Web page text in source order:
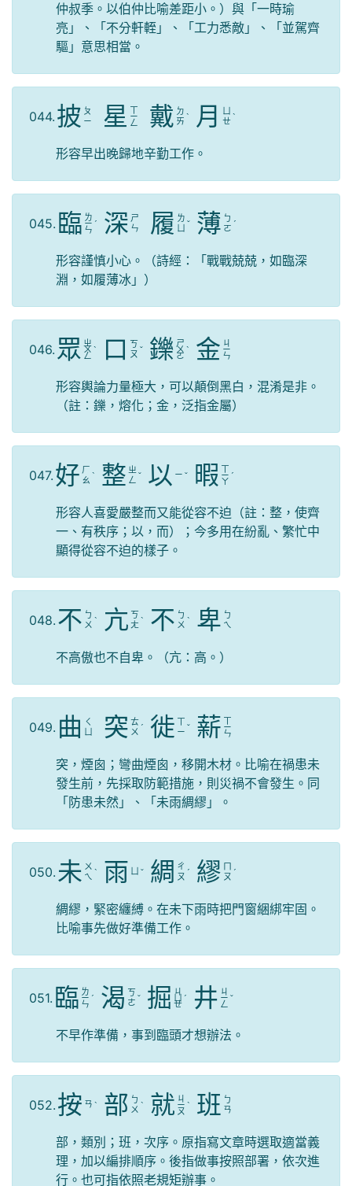
仲叔季。以伯仲比喻差距小。）與「一時瑜
亮」、「不分軒輊」、「工力悉敵」、「並駕齊
驅」意思相當。
044. 披 ㄆ
ㄧ
星 ㄒ
ㄧ
ㄥ 戴 ㄉ
ㄞ ˋ 月
ㄝˋ
形容早出晚歸地辛勤工作。
045. 臨 ㄌ
ㄧ
ㄣ
ˊ 深 ㄕ
ㄣ
履 ㄌ
ˇ 薄 ㄅ
ㄛ ˊ
形容謹慎小心。（詩經：「戰戰兢兢，如臨深
淵，如履薄冰」）
046. 眾 ㄓ
ㄨ
ㄥ
ˋ 口 ㄎ
ㄡ ˇ 鑠 ㄕ
ㄨ
ㄛ
ˋ 金 ㄐ
ㄧ
ㄣ
形容輿論力量極大，可以顛倒黑白，混淆是非。
（註：鑠，熔化；金，泛指金屬）
047. 好 ㄏ
ㄠ ˋ 整 ㄓ
ㄥ ˇ 以 ㄧ ˇ 暇 ㄒ
ㄧ
ㄚ
ˊ
形容人喜愛嚴整而又能從容不迫（註：整，使齊
一、有秩序；以，而）；今多用在紛亂、繁忙中
顯得從容不迫的樣子。
048. 不 ㄅ
ㄨ ˋ 亢 ㄎ
ㄤ ˋ 不 ㄅ
ㄨ ˋ 卑 ㄅ
ㄟ
不高傲也不自卑。（亢：高。）
049. 曲 ㄑ
突 ㄊ
ㄨ ˊ 徙 ㄒ
ㄧ ˇ 薪 ㄒ
ㄧ
ㄣ
突，煙囪；彎曲煙囪，移開木材。比喻在禍患未
發生前，先採取防範措施，則災禍不會發生。同
「防患未然」、「未雨綢繆」。
050. 未 ㄨ
ㄟ ˋ 雨 ˇ 綢 ㄔ
ㄡ ˊ 繆 ㄇ
ㄡ ˊ
綢繆，緊密纏縛。在未下雨時把門窗綑綁牢固。
比喻事先做好準備工作。
051. 臨 ㄌ
ㄧ
ㄣ
ˊ 渴 ㄎ
ㄜ ˇ 掘 ㄐ
ㄩ
ㄝ
ˊ 井 ㄐ
ㄧ
ㄥ
ˇ
不早作準備，事到臨頭才想辦法。
052. 按 ㄢ ˋ 部 ㄅ
ㄨ ˋ 就 ㄐ
ㄧ
ㄡ
ˋ 班 ㄅ
ㄢ
部，類別；班，次序。原指寫文章時選取適當義
理，加以編排順序。後指做事按照部署，依次進
行。也可指依照老規矩辦事。